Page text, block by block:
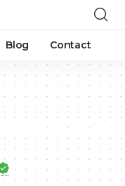
Blog Contact